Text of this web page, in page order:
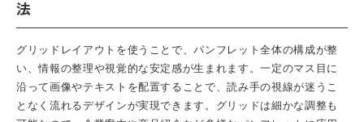
法
グリッドレイアウトを使うことで、パンフレット全体の構成が整
い、情報の整理や視覚的な安定感が生まれます。一定のマス目に
沿って画像やテキストを配置することで、読み手の視線が迷うこ
となく流れるデザインが実現できます。グリッドは細かな調整も